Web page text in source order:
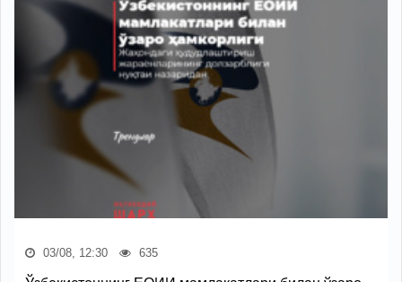
03/08, 12:30 635